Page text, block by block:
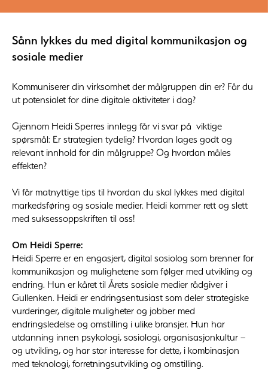
Sånn lykkes du med digital kommunikasjon og
sosiale medier
Kommuniserer din virksomhet der målgruppen din er? Får du
ut potensialet for dine digitale aktiviteter i dag?
Gjennom Heidi Sperres innlegg får vi svar på viktige
spørsmål: Er strategien tydelig? Hvordan lages godt og
relevant innhold for din målgruppe? Og hvordan måles
effekten?
Vi får matnyttige tips til hvordan du skal lykkes med digital
markedsføring og sosiale medier. Heidi kommer rett og slett
med suksessoppskriften til oss!
Om Heidi Sperre:
Heidi Sperre er en engasjert, digital sosiolog som brenner for
kommunikasjon og mulighetene som følger med utvikling og
endring. Hun er kåret til Årets sosiale medier rådgiver i
Gullenken. Heidi er endringsentusiast som deler strategiske
vurderinger, digitale muligheter og jobber med
endringsledelse og omstilling i ulike bransjer. Hun har
utdanning innen psykologi, sosiologi, organisasjonkultur –
og utvikling, og har stor interesse for dette, i kombinasjon
med teknologi, forretningsutvikling og omstilling.